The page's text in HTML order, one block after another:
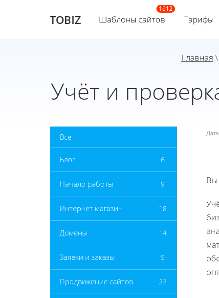
TOBIZ Шаблоны сайтов Тарифы
Главная \
Учёт и
Все
Блог 6
Начало работы 9
Интернет магазин 18
Домены 14
Заявки и заказы 5
Продвижение сайтов 22
Вы